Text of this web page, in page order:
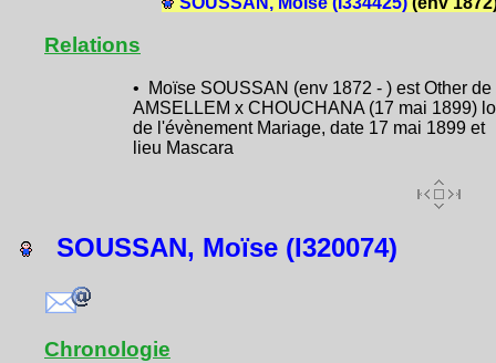
Relations
• Moïse SOUSSAN (env 1872 - ) est Other de
AMSELLEM x CHOUCHANA (17 mai 1899)
de l'évènement Mariage, date 17 mai 1899 et
lieu Mascara
SOUSSAN, Moïse (I320074)
Chronologie